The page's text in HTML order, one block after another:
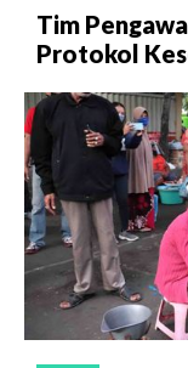
Tim
Protokol